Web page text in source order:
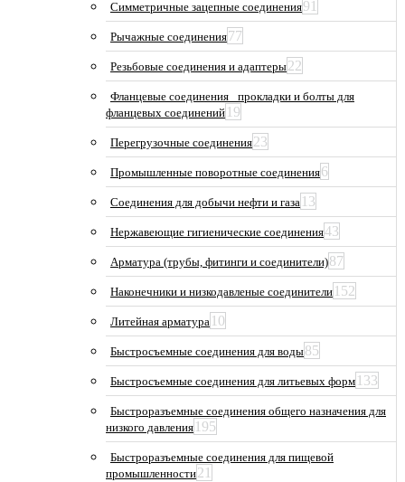
Симметричные зацепные соединения91
Рычажные соединения77
Резьбовые соединения и адаптеры22
Фланцевые соединения_ прокладки и болты для
фланцевых соединений 19
Перегрузочные соединения23
Промышленные поворотные соединения6
Соединения для добычи нефти и газа 13
Нержавеющие гигиенические соединения43
Арматура (трубы, фитинги и соединители)87
Наконечники и низкодавленые соединители 152
Литейная арматура 10
Быстросъемные соединения для воды85
Быстросъемные соединения для литьевых форм 133
Быстроразъемные соединения общего назначения для
низкого давления 195
Быстроразъемные соединения для пищевой
промышленности21